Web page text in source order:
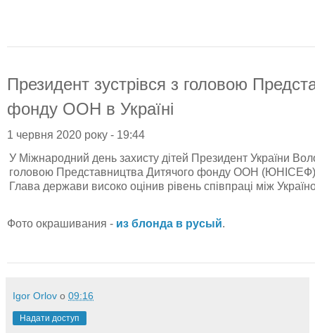
Президент зустрівся з головою
фонду ООН в Україні
1 червня 2020 року - 19:44
У Міжнародний день захисту дітей Президент України
головою Представництва Дитячого фонду ООН (ЮНІСЕФ)
Глава держави високо оцінив рівень співпраці між
Фото окрашивания - из блонда в русый.
Igor Orlov о 09:16
Надати доступ